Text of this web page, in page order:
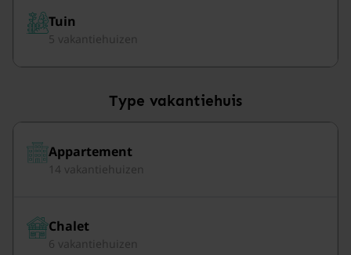
Tuin
5 vakantiehuizen
Type vakantiehuis
Appartement
14 vakantiehuizen
Chalet
6 vakantiehuizen